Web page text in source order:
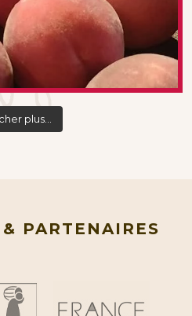
plus...
PARTENAIRES